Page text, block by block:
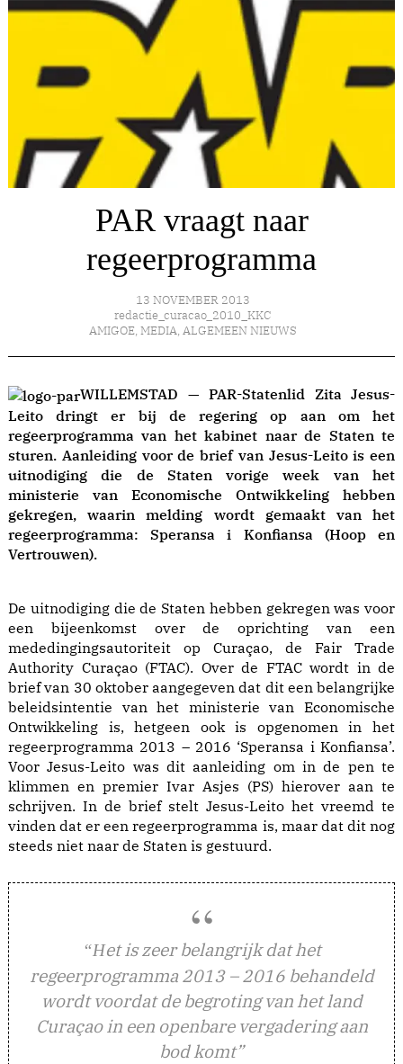
PAR vraagt naar
regeerprogramma
13 NOVEMBER 2013
redactie_curacao_2010_KKC
AMIGOE, MEDIA, ALGEMEEN NIEUWS
WILLEMSTAD — PAR-Statenlid Zita Jesus-
Leito dringt er bij de regering op aan om het
regeerprogramma van het kabinet naar de Staten te
sturen. Aanleiding voor de brief van Jesus-Leito is een
uitnodiging die de Staten vorige week van het
ministerie van Economische Ontwikkeling hebben
gekregen, waarin melding wordt gemaakt van het
regeerprogramma: Speransa i Konfiansa (Hoop en
Vertrouwen).
De uitnodiging die de Staten hebben gekregen was voor
een bijeenkomst over de oprichting van een
mededingingsautoriteit op Curaçao, de Fair Trade
Authority Curaçao (FTAC). Over de FTAC wordt in de
brief van 30 oktober aangegeven dat dit een belangrijke
beleidsintentie van het ministerie van Economische
Ontwikkeling is, hetgeen ook is opgenomen in het
regeerprogramma 2013 – 2016 ‘Speransa i Konfiansa’.
Voor Jesus-Leito was dit aanleiding om in de pen te
klimmen en premier Ivar Asjes (PS) hierover aan te
schrijven. In de brief stelt Jesus-Leito het vreemd te
vinden dat er een regeerprogramma is, maar dat dit nog
steeds niet naar de Staten is gestuurd.
“Het is zeer belangrijk dat het
regeerprogramma 2013 – 2016 behandeld
wordt voordat de begroting van het land
Curaçao in een openbare vergadering aan
bod komt”